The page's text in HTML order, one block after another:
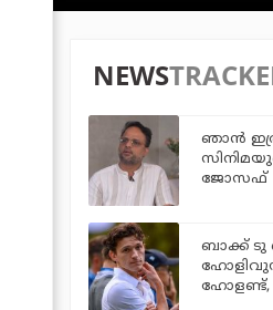
NEWS
ഞാന്‍
ജോസഫ്
ബാക്ക് ടു
ഹോളണ്ട്,